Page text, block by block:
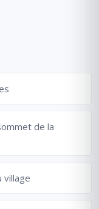
de la
village